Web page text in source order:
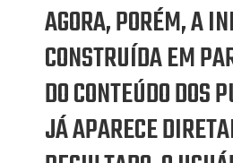
AGORA, PORÉM, A
CONSTRUÍDA EM
DO CONTEÚDO
JÁ APARECE